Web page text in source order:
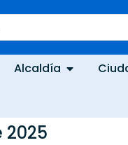
Alcaldía
2025